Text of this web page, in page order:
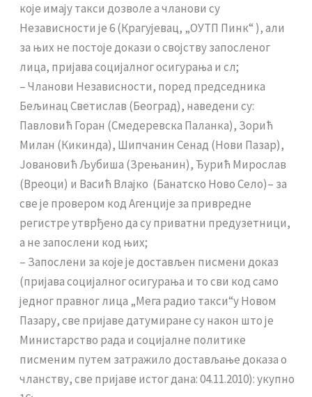
које имају такси дозволе а чланови су
Независности је 6 (Крагујевац, „ОУТП Пинк“ ), али
за њих не постоје докази о својству запосленог
лица, пријава социјалног осигурања и сл;
– Чланови Независности, поред председника
Бељинац Светислав (Београд), наведени су:
Павловић Горан (Смедеревска Паланка), Зорић
Милан (Кикинда), Шипчанин Сенад (Нови Пазар),
Јовановић Љубиша (Зрењанин), Ђурић Мирослав
(Вреоци) и Васић Влајко (Банатско Ново Село)– за
све је провером код Агенције за привредне
регистре утврђено да су приватни предузетници,
а не запослени код њих;
– Запослени за које је достављен писмени доказ
(пријава социјалног осигурања и то сви код само
једног правног лица „Мега радио такси“у Новом
Пазару, све пријаве датумиране су након што је
Министарство рада и социјалне политике
писменим путем затражило достављање доказа о
чланству, све пријаве истог дана: 04.11.2010): укупно